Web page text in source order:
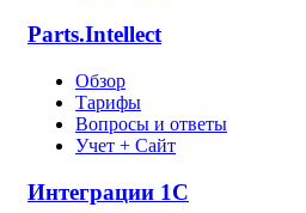
Parts.Intellect
Обзор
Тарифы
Вопросы и ответы
Учет + Сайт
Интеграции 1С